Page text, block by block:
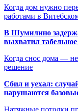
Когда дом нужно
работами в
В Шумилино
выхватил
Когда снос дома —
решение
Сбил и уехал:
нарушаются